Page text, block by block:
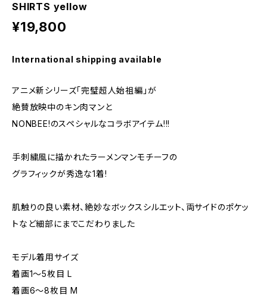
SHIRTS yellow
¥19,800
International shipping available
アニメ新シリーズ「完璧超人始祖編」が
絶賛放映中のキン肉マンと
NONBEE!のスペシャルなコラボアイテム!!!
手刺繍風に描かれたラーメンマンモチーフの
グラフィックが秀逸な1着!
肌触りの良い素材、絶妙なボックスシルエット、両サイドのポケッ
トなど細部にまでこだわりました
モデル着用サイズ
着画1～5枚目 L
着画6～8枚目 M